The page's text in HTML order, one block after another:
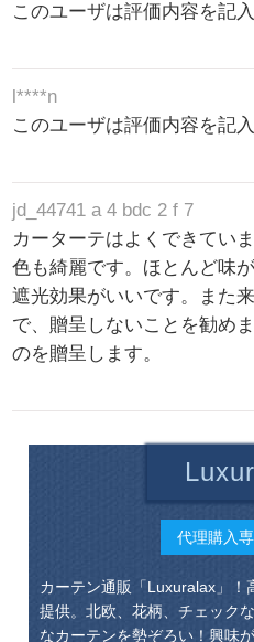
このユーザは評価内容を記
l****n
このユーザは評価内容を記
jd_44741 a 4 bdc 2 f 7
カーターテはよくできてい
色も綺麗です。ほとんど味
遮光効果がいいです。また
で、贈呈しないことを勧め
のを贈呈します。
代理購入
カーテン通販「Luxuralax」！
提供。北欧、花柄、チェック
なカーテンを勢ぞろい！興味